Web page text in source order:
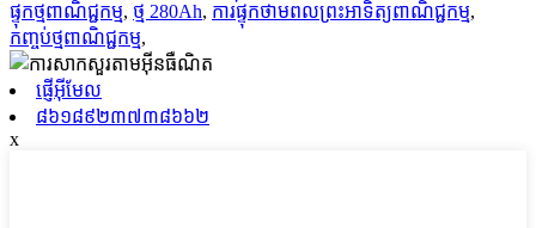
ផ្ទុកថ្មពាណិជ្ជកម្ម, ថ្ម 280Ah, ការផ្ទុកថាមពលព្រះអាទិត្យពាណិជ្ជកម្ម,
កញ្ចប់ថ្មពាណិជ្ជកម្ម,
ផ្ញើអ៊ីមែល
៨៦១៨៩២៣៧៣៨៦៦២
x